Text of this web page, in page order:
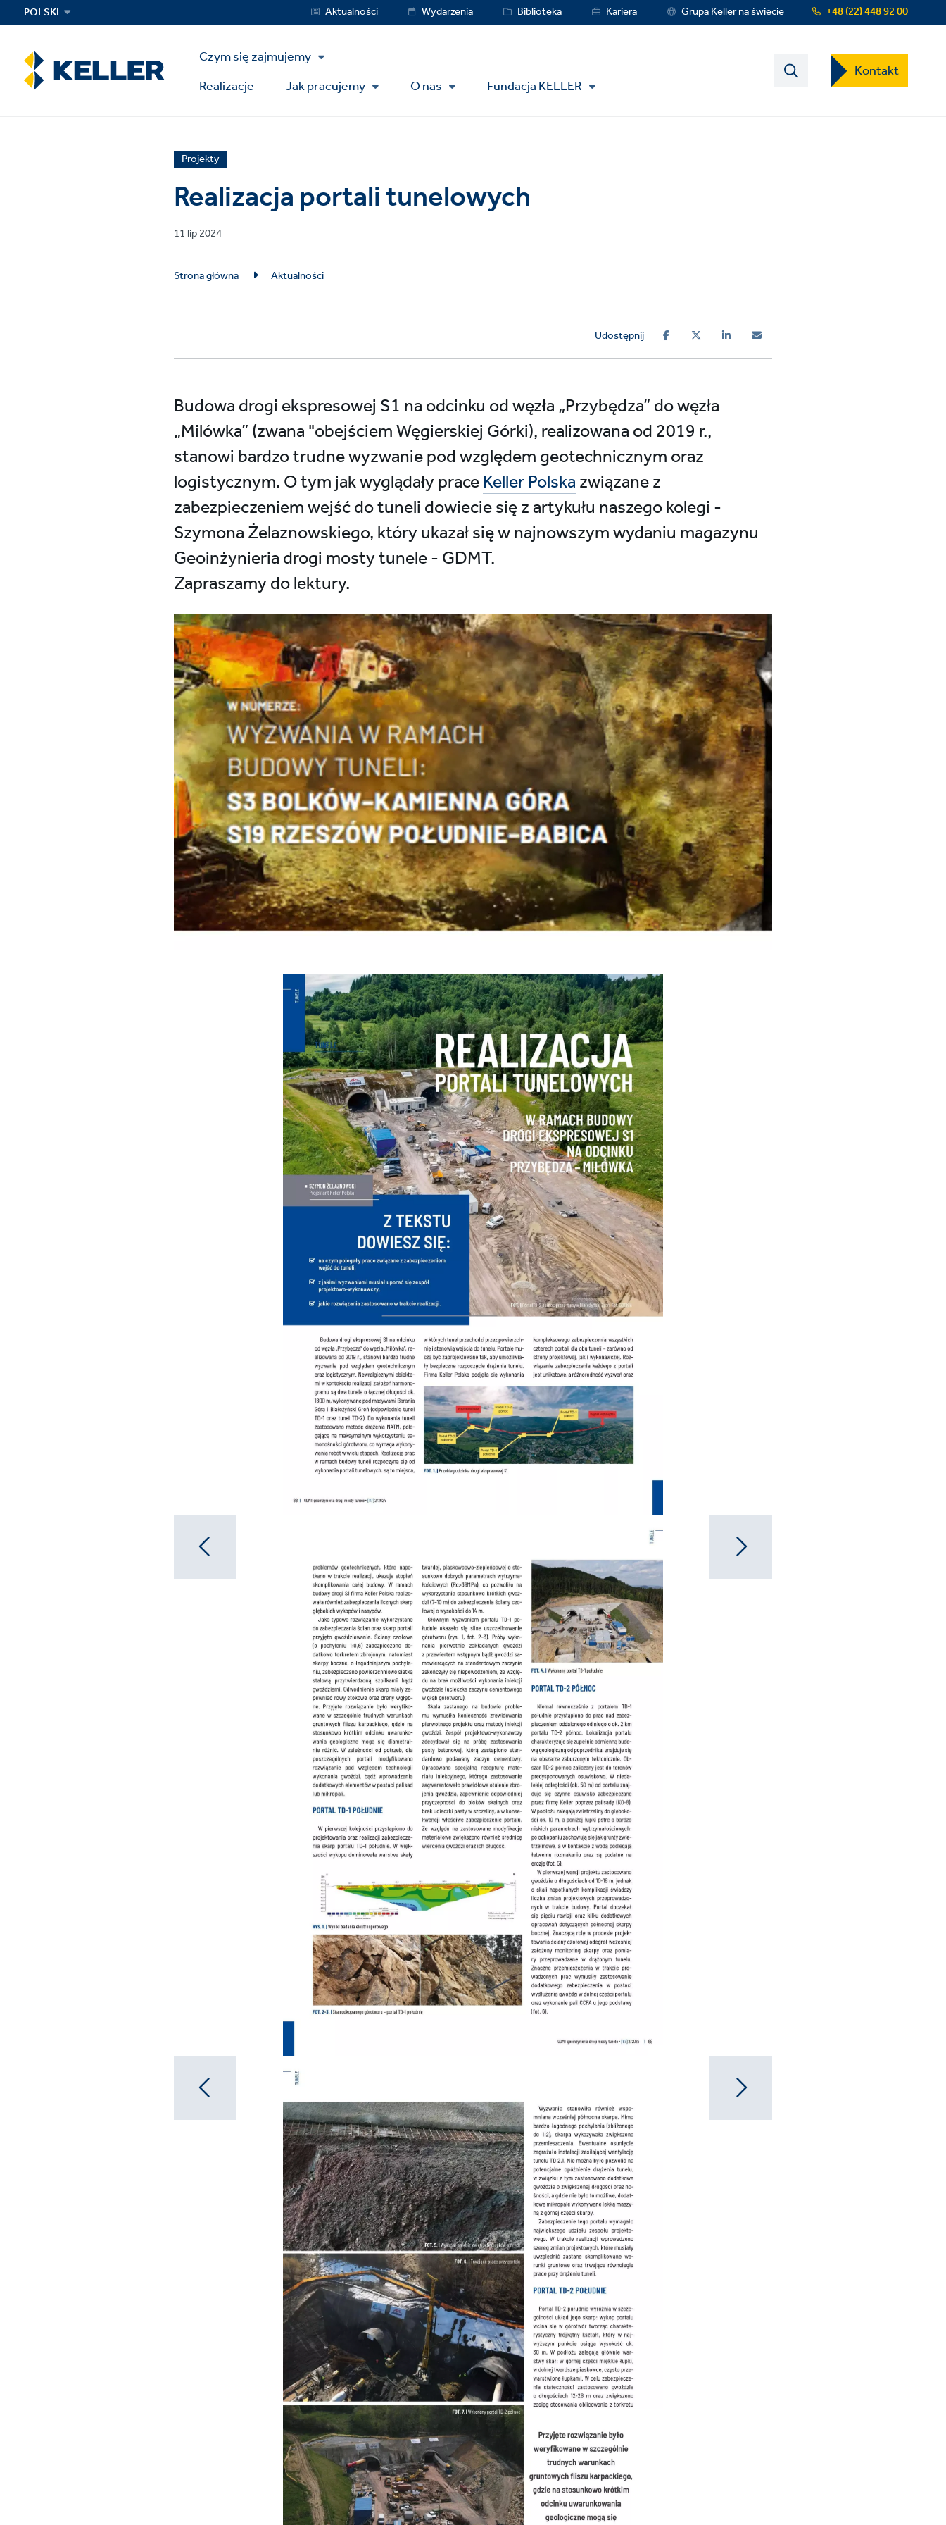
to
content
POLSKI +48 (22) 448 92 00
Service
MenuAktualności Wydarzenia Biblioteka Kariera Grupa Keller na świecie
Main
Menu
Czym się zajmujemy
Realizacje
Jak pracujemy O nas Fundacja KELLER
Contact
US
Dropdown
Kontakt
News
article
category
Projekty
Realizacja portali tunelowych
Published
11 lip 2024
Breadcrumb
Strona główna Aktualności
Udostępnij
Budowa drogi ekspresowej S1 na odcinku od węzła „Przybędza” do węzła
„Milówka” (zwana "obejściem Węgierskiej Górki), realizowana od 2019 r.,
stanowi bardzo trudne wyzwanie pod względem geotechnicznym oraz
logistycznym. O tym jak wyglądały praceKeller Polskazwiązane z
zabezpieczeniem wejść do tuneli dowiecie się z artykułu naszego kolegi -
Szymona Żelaznowskiego, który ukazał się w najnowszym wydaniu magazynu
Geoinżynieria drogi mosty tunele - GDMT.
Zapraszamy do lektury.